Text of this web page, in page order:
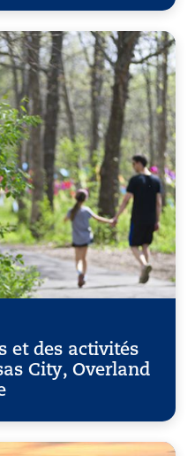
et des activités
City, Overland